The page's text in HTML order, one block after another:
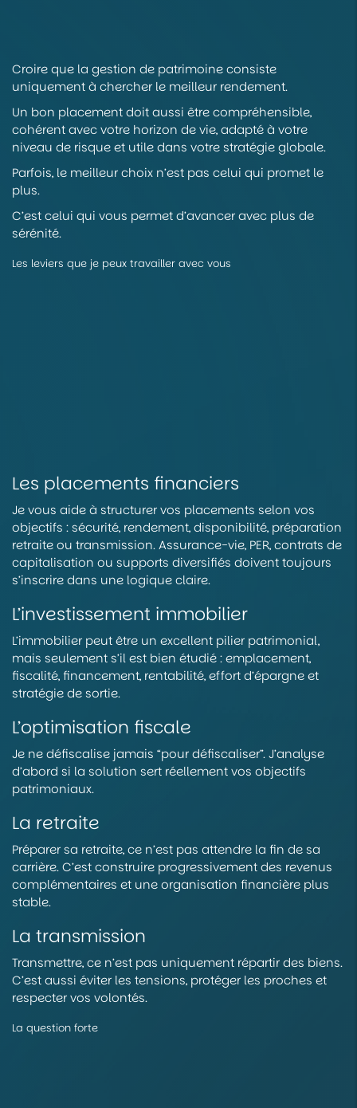
Croire que la gestion de patrimoine consiste
uniquement à chercher le meilleur rendement.
Un bon placement doit aussi être compréhensible,
cohérent avec votre horizon de vie, adapté à votre
niveau de risque et utile dans votre stratégie globale.
Parfois, le meilleur choix n’est pas celui qui promet le
plus.
C’est celui qui vous permet d’avancer avec plus de
sérénité.
Les leviers que je peux travailler avec vous
Les placements financiers
Je vous aide à structurer vos placements selon vos
objectifs : sécurité, rendement, disponibilité, préparation
retraite ou transmission. Assurance-vie, PER, contrats de
capitalisation ou supports diversifiés doivent toujours
s’inscrire dans une logique claire.
L’investissement immobilier
L’immobilier peut être un excellent pilier patrimonial,
mais seulement s’il est bien étudié : emplacement,
fiscalité, financement, rentabilité, effort d’épargne et
stratégie de sortie.
L’optimisation fiscale
Je ne défiscalise jamais “pour défiscaliser”. J’analyse
d’abord si la solution sert réellement vos objectifs
patrimoniaux.
La retraite
Préparer sa retraite, ce n’est pas attendre la fin de sa
carrière. C’est construire progressivement des revenus
complémentaires et une organisation financière plus
stable.
La transmission
Transmettre, ce n’est pas uniquement répartir des biens.
C’est aussi éviter les tensions, protéger les proches et
respecter vos volontés.
La question forte